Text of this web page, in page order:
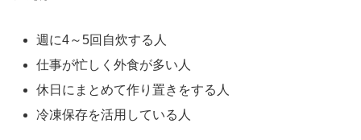
週に4～5回自炊する人
仕事が忙しく外食が多い人
休日にまとめて作り置きをする人
冷凍保存を活用している人